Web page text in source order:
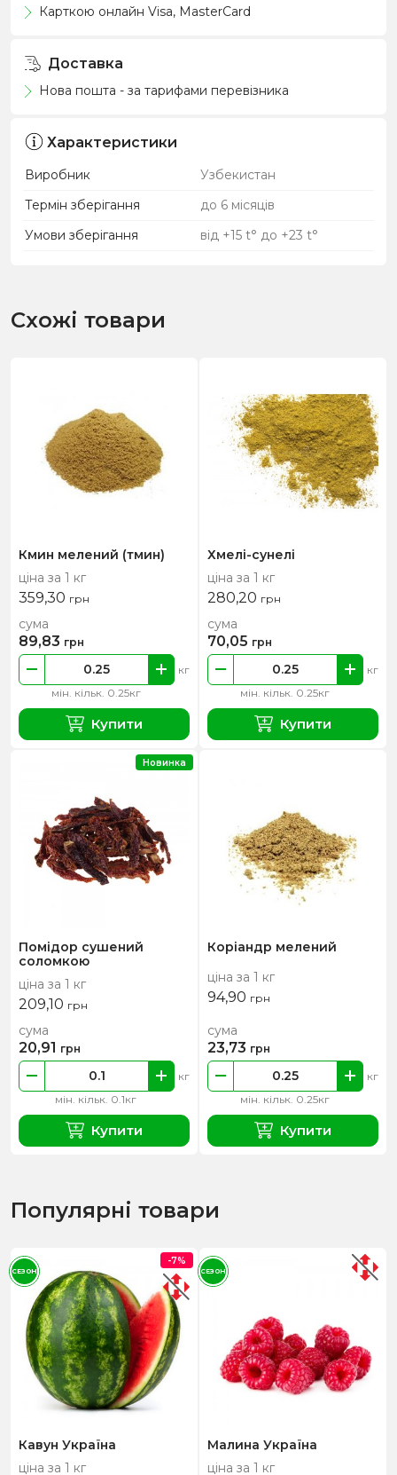
Карткою онлайн Visa, MasterCard
Доставка
Нова пошта - за тарифами перевізника
Характеристики
Виробник
Узбекистан
Термін зберігання
до 6 місяців
Умови зберігання
від +15 t° до +23 t°
Схожі товари
Кмин мелений (тмин)
ціна за 1 кг
359,30 грн
мін. кільк. 0.25кг
кг
сума
89,83 грн
Купити
Хмелі-сунелі
ціна за 1 кг
280,20 грн
мін. кільк. 0.25кг
кг
сума
70,05 грн
Купити
Помідор сушений
соломкою
ціна за 1 кг
209,10 грн
мін. кільк. 0.1кг
кг
сума
20,91 грн
Купити
Новинка
Коріандр мелений
ціна за 1 кг
94,90 грн
мін. кільк. 0.25кг
кг
сума
23,73 грн
Купити
Популярні товари
Кавун Україна
ціна за 1 кг
-7%
СЕЗОН
Малина Україна
ціна за 1 кг
СЕЗОН